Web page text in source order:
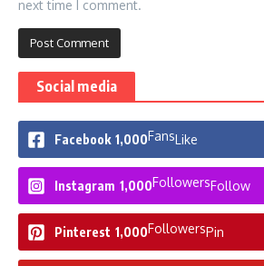
next time I comment.
Social media
Facebook 1,000FansLike
Instagram 1,000FollowersFollow
Pinterest 1,000FollowersPin